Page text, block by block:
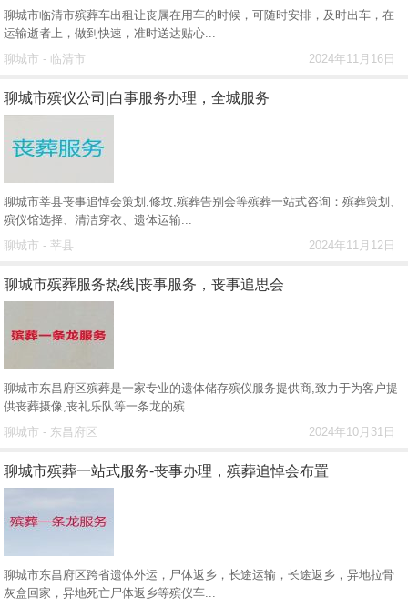
聊城市临清市殡葬车出租让丧属在用车的时候，可随时安排，及时出车，在
运输逝者上，做到快速，准时送达贴心...
2024年11月16日
聊城市 - 临清市
聊城市殡仪公司|白事服务办理，全城服务
聊城市莘县丧事追悼会策划,修坟,殡葬告别会等殡葬一站式咨询：殡葬策划、
殡仪馆选择、清洁穿衣、遗体运输...
2024年11月12日
聊城市 - 莘县
聊城市殡葬服务热线|丧事服务，丧事追思会
聊城市东昌府区殡葬是一家专业的遗体储存殡仪服务提供商,致力于为客户提
供丧葬摄像,丧礼乐队等一条龙的殡...
2024年10月31日
聊城市 - 东昌府区
聊城市殡葬一站式服务-丧事办理，殡葬追悼会布置
聊城市东昌府区跨省遗体外运，尸体返乡，长途运输，长途返乡，异地拉骨
灰盒回家，异地死亡尸体返乡等殡仪车...